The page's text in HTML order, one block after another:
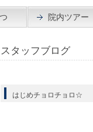
院内ツアー
スタッフブログ
はじめチョロチョロ☆